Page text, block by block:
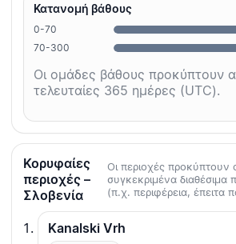
Κατανομή βάθους
0-70
70-300
Οι ομάδες βάθους προκύπτουν
τελευταίες 365 ημέρες (UTC).
Κορυφαίες
περιοχές –
Σλοβενία
Οι περιοχές προκύπτουν
συγκεκριμένα διαθέσιμα
(π.χ. περιφέρεια, έπειτα
Kanalski Vrh